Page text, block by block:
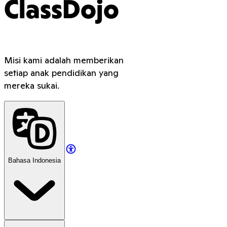
ClassDojo
Misi kami adalah memberikan
setiap anak pendidikan yang
mereka sukai.
Bahasa Indonesia